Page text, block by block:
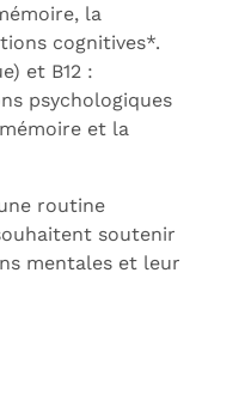
la
cognitives*.
et B12 :
psychologiques
et la
routine
soutenir
mentales et leur